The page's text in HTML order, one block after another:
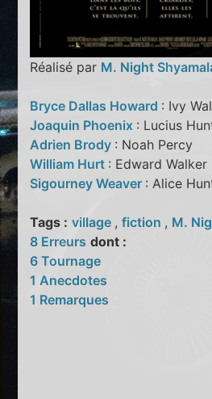
Réalisé par M. Night
Bryce Dallas Howard : Ivy
Joaquin Phoenix : Lucius
Adrien Brody : Noah Percy
William Hurt : Edward Walker
Sigourney Weaver : Alice
Tags : village ,fiction , M.
8 Erreurs dont :
6 Tournage
1 Anecdotes
1 Remarques